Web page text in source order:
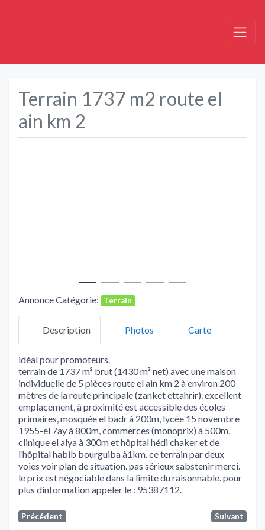
Terrain 1737 m2 route el
ain km 2
Annonce Catégorie: Terrain
Description Photos Carte
idéal pour promoteurs.
terrain de 1737 m² brut (1430 m² net) avec une maison
individuelle de 5 pièces route el ain km 2 à environ 200
mètres de la route principale (zanket ettahrir). excellent
emplacement, à proximité est accessible des écoles
primaires, mosquée el badr à 200m, lycée 15 novembre
1955-el 7ay à 800m, commerces (monoprix) à 500m,
clinique el alya à 300m et hôpital hédi chaker et de
l’hôpital habib bourguiba à1km. ce terrain par deux
voies voir plan de situation. pas sérieux sabstenir merci.
le prix est négociable dans la limite du raisonnable. pour
plus dinformation appeler le : 95387112.
Précédent Suivant